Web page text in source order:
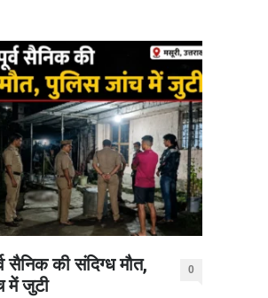
सैनिक की संदिग्ध मौत,
में जुटी
0